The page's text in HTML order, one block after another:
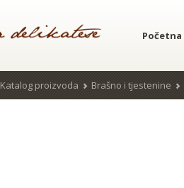
Početna
Katalog proizvoda Brašno i tjestenine